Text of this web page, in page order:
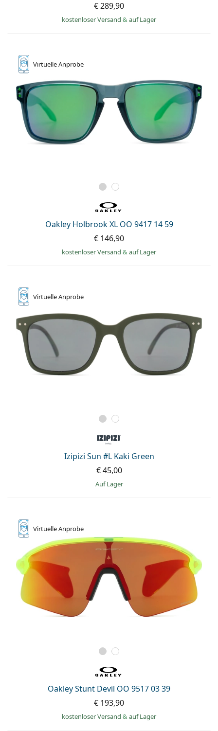
€ 289,90
kostenloser Versand & auf Lager
VirtuelleAnprobe
Oakley Holbrook XL OO 9417 14 59
€ 146,90
kostenloser Versand & auf Lager
VirtuelleAnprobe
Izipizi Sun #L Kaki Green
€ 45,00
auf Lager
VirtuelleAnprobe
Oakley Stunt Devil OO 9517 03 39
€ 193,90
kostenloser Versand & auf Lager